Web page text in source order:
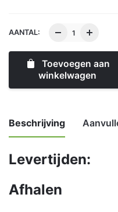
AANTAL:
Toevoegen aan
winkelwagen
Beschrijving
Levertijden:
Afhalen